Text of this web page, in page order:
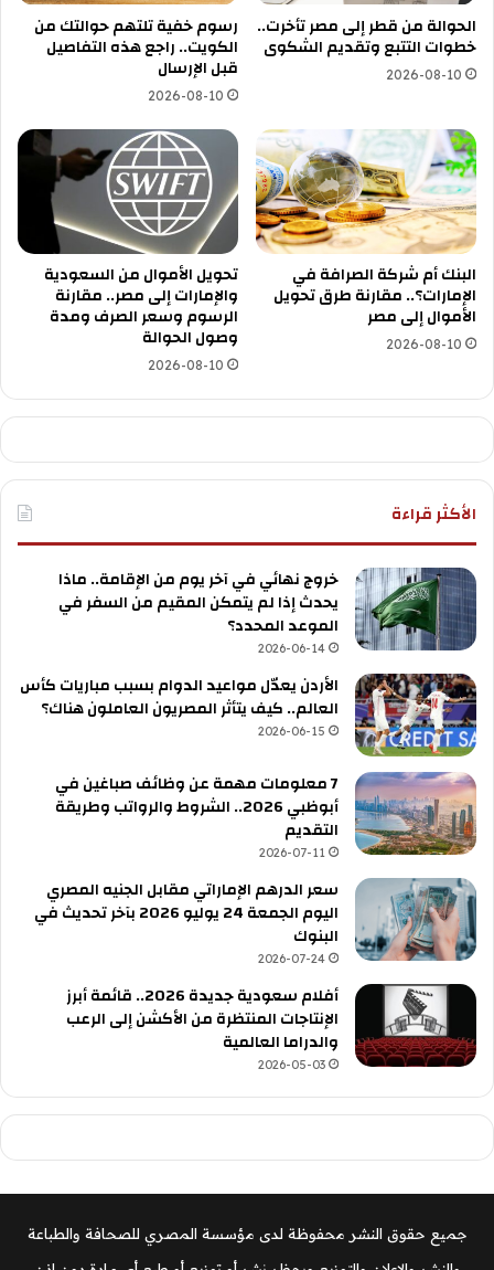
الحوالة من قطر إلى مصر تأخرت..
خطوات التتبع وتقديم الشكوى
2026-08-10
رسوم خفية تلتهم حوالتك من
الكويت.. راجع هذه التفاصيل
قبل الإرسال
2026-08-10
البنك أم شركة الصرافة في
الإمارات؟.. مقارنة طرق تحويل
الأموال إلى مصر
2026-08-10
تحويل الأموال من السعودية
والإمارات إلى مصر.. مقارنة
الرسوم وسعر الصرف ومدة
وصول الحوالة
2026-08-10
الأكثر قراءة
خروج نهائي في آخر يوم من الإقامة.. ماذا
يحدث إذا لم يتمكن المقيم من السفر في
الموعد المحدد؟
2026-06-14
الأردن يعدّل مواعيد الدوام بسبب مباريات كأس
العالم.. كيف يتأثر المصريون العاملون هناك؟
2026-06-15
7 معلومات مهمة عن وظائف صباغين في
أبوظبي 2026.. الشروط والرواتب وطريقة
التقديم
2026-07-11
سعر الدرهم الإماراتي مقابل الجنيه المصري
اليوم الجمعة 24 يوليو 2026 بآخر تحديث في
البنوك
2026-07-24
أفلام سعودية جديدة 2026.. قائمة أبرز
الإنتاجات المنتظرة من الأكشن إلى الرعب
والدراما العالمية
2026-05-03
جميع حقوق النشر محفوظة لدى مؤسسة المصري للصحافة والطباعة